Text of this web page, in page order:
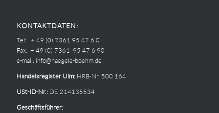
KONTAKTDATEN:
Tel: + 49 (0) 7361 95 47 6 0
Fax: + 49 (0) 7361 95 47 6 90
e-mail: info@haegele-boehm.de
Handelsregister Ulm:HRB-Nr. 500 164
USt-ID-Nr.:DE 214135534
Geschäftsführer: